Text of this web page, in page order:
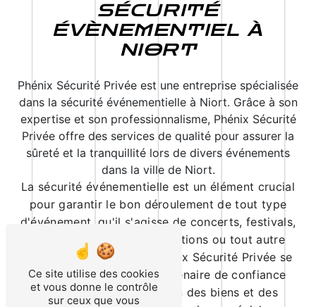
SÉCURITÉ
ÉVÈNEMENTIEL À
NIORT
Phénix Sécurité Privée est une entreprise spécialisée
dans la sécurité événementielle à Niort. Grâce à son
expertise et son professionnalisme, Phénix Sécurité
Privée offre des services de qualité pour assurer la
sûreté et la tranquillité lors de divers événements
dans la ville de Niort.
La sécurité événementielle est un élément crucial
pour garantir le bon déroulement de tout type
d'événement, qu'il s'agisse de concerts, festivals,
conférences, foires, expositions ou tout autre
rassemblement public. Phénix Sécurité Privée se
positionne comme un partenaire de confiance
pour assurer la protection des biens et des
Ce site utilise des cookies
et vous donne le contrôle
sur ceux que vous